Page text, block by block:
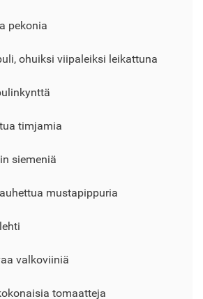
pekonia
ohuiksi viipaleiksi leikattuna
timjamia
siemeniä
mustapippuria
valkoviiniä
tomaatteja